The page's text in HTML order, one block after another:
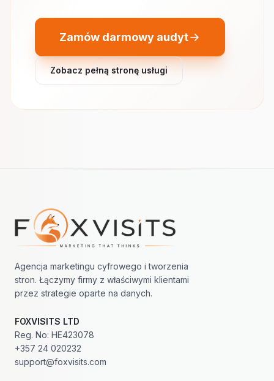
Zamów darmowy audyt
Zobacz pełną stronę usługi
Nawigacja w stopce
Agencja marketingu cyfrowego i tworzenia
stron. Łączymy firmy z właściwymi klientami
przez strategie oparte na danych.
FOXVISITS LTD
Reg. No: HE423078
+357 24 020232
support@foxvisits.com